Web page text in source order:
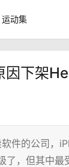
运动集
因下架
件的公司，
了，但其中